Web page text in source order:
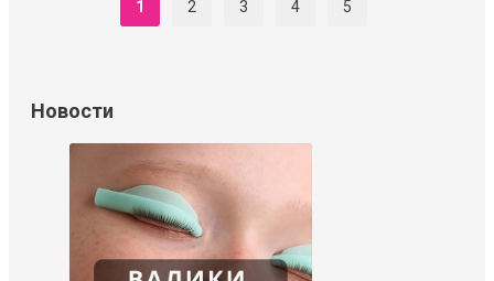
1 2 3 4 5
Новости